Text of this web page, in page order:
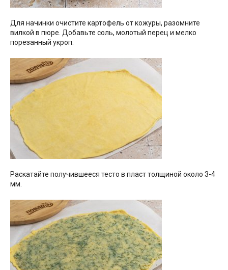
Для начинки очистите картофель от кожуры, разомните
вилкой в пюре. Добавьте соль, молотый перец и мелко
порезанный укроп.
Раскатайте получившееся тесто в пласт толщиной около 3-4
мм.